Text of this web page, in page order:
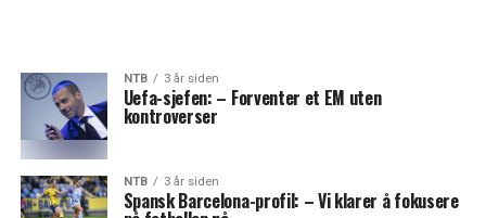
NTB 3 år siden
Uefa-sjefen: – Forventer et EM uten
kontroverser
NTB 3 år siden
Spansk Barcelona-profil: – Vi klarer å fokusere